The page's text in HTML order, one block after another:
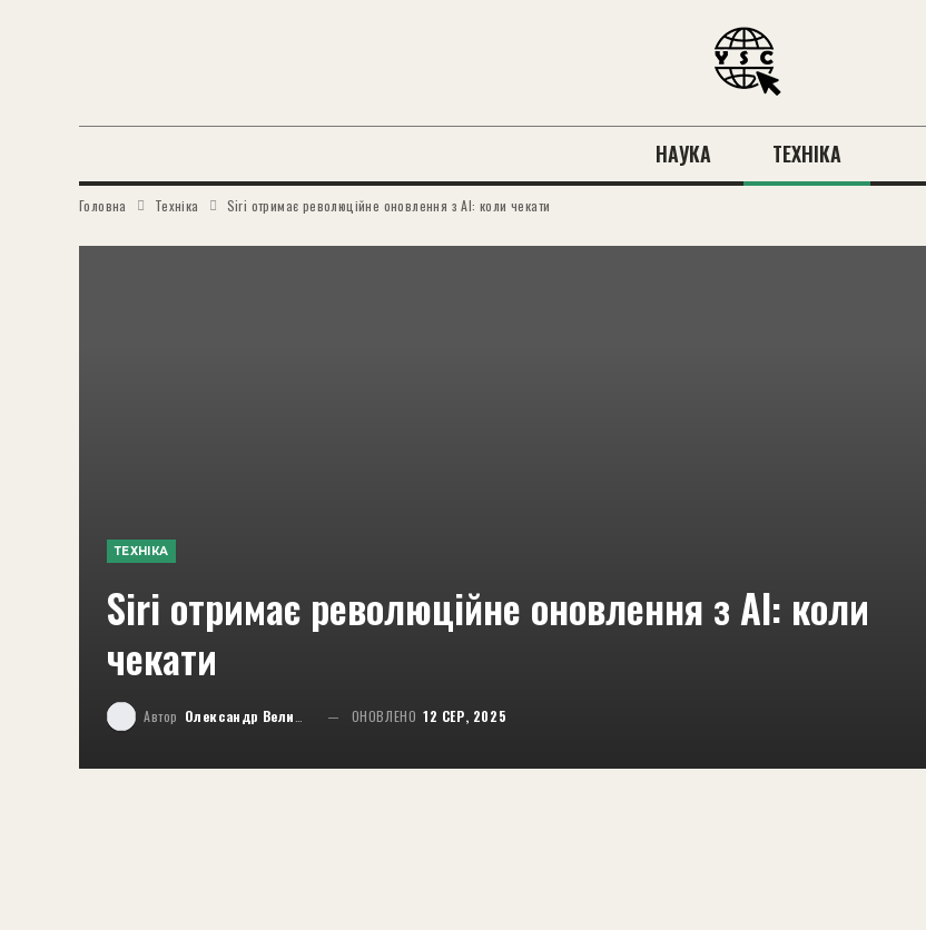
НАУКА ТЕХНІКА
Головна Техніка Siri отримає революційне оновлення з AI: коли чекати
ТЕХНІКА
Siri отримає революційне оновлення з AI: коли
чекати
Автор Олександр Великий ОНОВЛЕНО 12 СЕР, 2025